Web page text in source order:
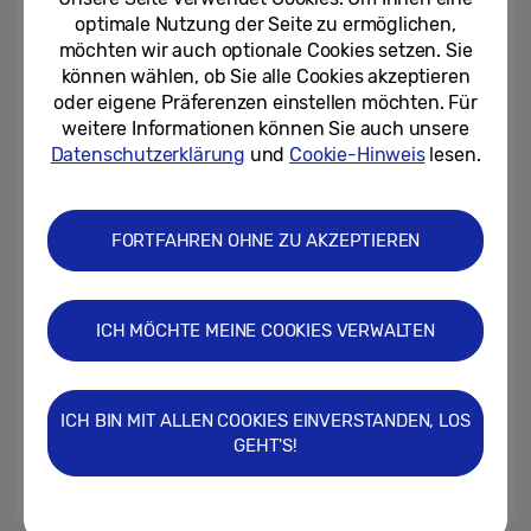
Jubiläums-Deals
25.04.2019
Neue Generation Samsung The
Frame und The Serif ab Ende
April im Handel erhältlich
Samsung produziert mit Culcha
Candela zum ersten Mal ein
15.03.2019
mit HD+ und waipu.tv
06.03.2019
optimale Nutzung der Seite zu ermöglichen,
möchten wir auch optionale Cookies setzen. Sie
können wählen, ob Sie alle Cookies akzeptieren
oder eigene Präferenzen einstellen möchten. Für
weitere Informationen können Sie auch unsere
Datenschutzerklärung und Cookie-Hinweislesen.
FORTFAHREN OHNE ZU AKZEPTIEREN
ICH MÖCHTE MEINE COOKIES VERWALTEN
ICH BIN MIT ALLEN COOKIES EINVERSTANDEN, LOS
GEHT'S!